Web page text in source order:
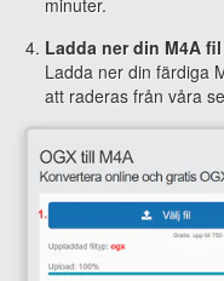
minuter.
Ladda ner din M4A fil
Ladda ner din färdiga
att raderas från våra